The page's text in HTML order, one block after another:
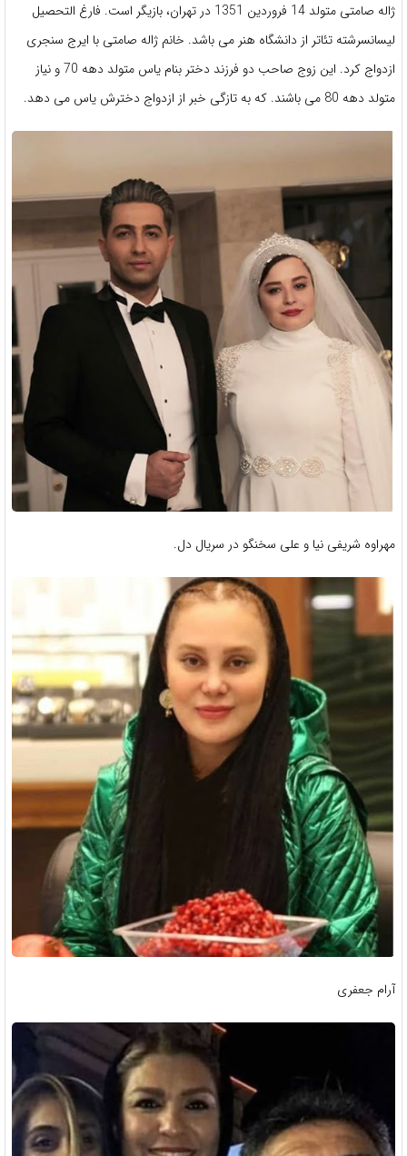
ژاله صامتی متولد 14 فروردین 1351 در تهران، بازیگر است. فارغ التحصیل
لیسانسرشته تئاتر از دانشگاه هنر می باشد. خانم ژاله صامتی با ایرج سنجری
ازدواج کرد. این زوج صاحب دو فرزند دختر بنام یاس متولد دهه 70 و نیاز
متولد دهه 80 می باشند. که به تازگی خبر از ازدواج دخترش یاس می دهد.
مهراوه شریفی نیا و علی سخنگو در سریال دل.
آرام جعفری